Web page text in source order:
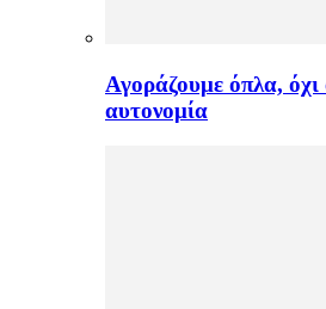
Αγοράζουμε όπλα, όχι
αυτονομία